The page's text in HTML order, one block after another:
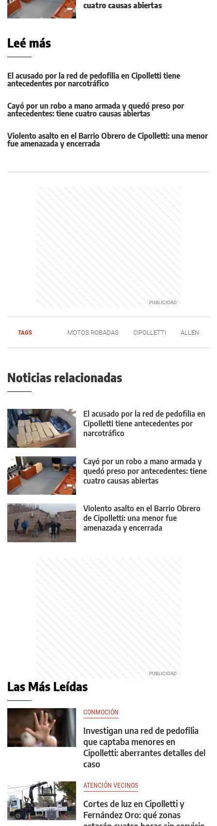
cuatro causas abiertas
Leé más
El acusado por la red de pedofilia en Cipolletti tiene
antecedentes por narcotráfico
Cayó por un robo a mano armada y quedó preso por
antecedentes: tiene cuatro causas abiertas
Violento asalto en el Barrio Obrero de Cipolletti: una menor
fue amenazada y encerrada
TAGS MOTOS ROBADAS CIPOLLETTI ALLEN
Noticias relacionadas
El acusado por la red de pedofilia en
Cipolletti tiene antecedentes por
narcotráfico
Cayó por un robo a mano armada y
quedó preso por antecedentes: tiene
cuatro causas abiertas
Violento asalto en el Barrio Obrero
de Cipolletti: una menor fue
amenazada y encerrada
Las Más Leídas
CONMOCIÓN
Investigan una red de pedofilia
que captaba menores en
Cipolletti: aberrantes detalles del
caso
ATENCIÓN VECINOS
Cortes de luz en Cipolletti y
Fernández Oro: qué zonas